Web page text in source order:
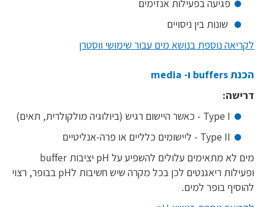
פגיעה בפעילות אנזימים
שונות בין ניסויים
לקריאה נוספת בנושא מים עבור שימושי ווסטרן
הכנת buffers ו- media
דרישה:
Type I - כאשר היישום רגיש (ביולוגיה מולקולרית, תאים)
Type II - ליישומים כלליים או פרה-אנליטיים
מים לא מתאימים עלולים להשפיע על pH יציבות buffer
ופעילות ריאגנטים לכן בכל מקרה שיש חשיבות לpH בבופר, רצוי
להוסיף בופר למים.